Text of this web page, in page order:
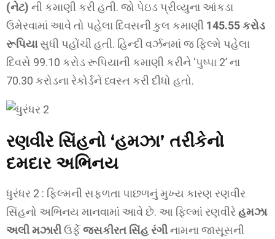
(નેટ) ની કમાણી કરી હતી. જો પેઇડ પ્રીવ્યુના આંકડા
ઉમેરવામાં આવે તો પહેલા દિવસની કુલ કમાણી 145.55 કરોડ
રૂપિયાસુધી પહોંચી હતી. હિન્દી વર્ઝનમાં જ ફિલ્મે પહેલા
દિવસે 99.10 કરોડ રૂપિયાની કમાણી કરીને ‘પુષ્પા 2’ ના
70.30 કરોડના રેકોર્ડને ધ્વસ્ત કરી દીધો હતો.
રણવીર સિંહનો ‘હમઝા’ તરીકેનો
દમદાર અભિનય
ધુરંધર 2 : ફિલ્મની સફળતા પાછળનું મુખ્ય કારણ રણવીર
સિંહનો અભિનય માનવામાં આવે છે. આ ફિલ્માં રણવીરેહમઝા
અલી મઝારીઉર્ફેજસકીરત સિંહ રંગીનામના જાસૂસની